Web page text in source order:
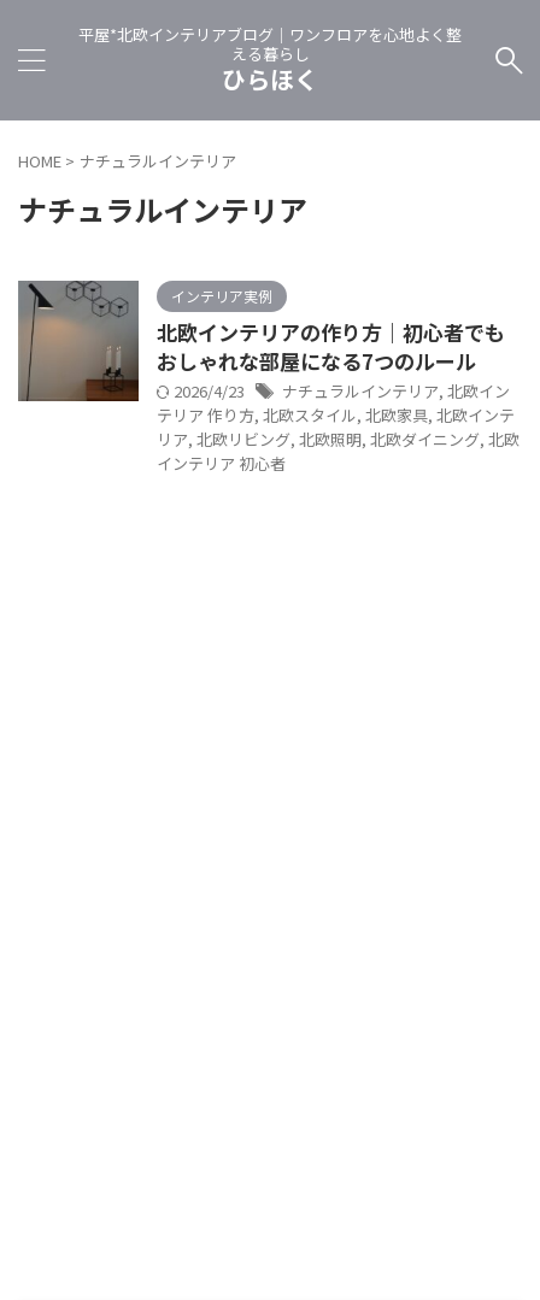
平屋*北欧インテリアブログ｜ワンフロアを心地よく整
える暮らし
ひらほく
HOME > ナチュラルインテリア
ナチュラルインテリア
インテリア実例
北欧インテリアの作り方｜初心者でも
おしゃれな部屋になる7つのルール
2026/4/23 ナチュラルインテリア, 北欧イン
テリア 作り方, 北欧スタイル, 北欧家具, 北欧インテ
リア, 北欧リビング, 北欧照明, 北欧ダイニング, 北欧
インテリア 初心者